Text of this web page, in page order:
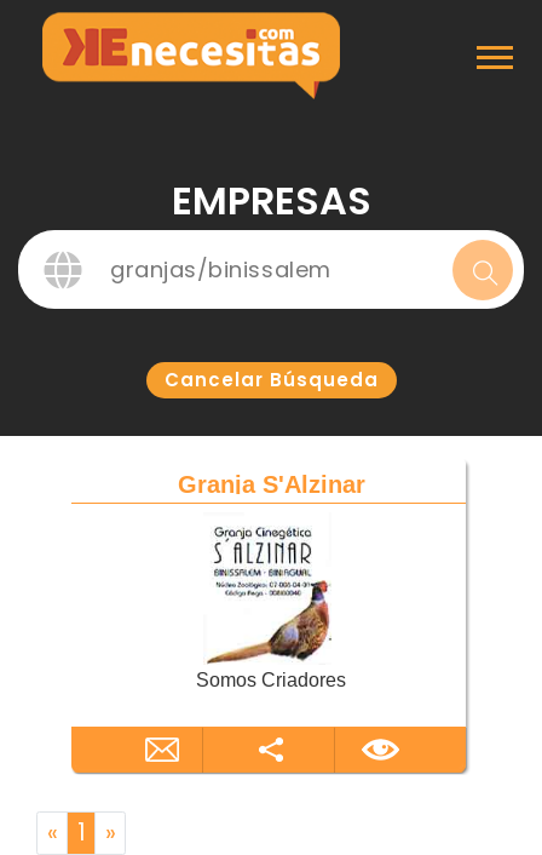
EMPRESAS
Cancelar Búsqueda
Granja S'Alzinar
Somos Criadores
« 1 »